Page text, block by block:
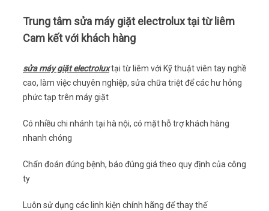
Trung tâm sửa máy giặt electrolux tại từ liêm
Cam kết với khách hàng
sửa máy giặt electroluxtại từ liêm với Kỹ thuật viên tay nghề
cao, làm việc chuyên nghiệp, sửa chữa triệt để các hư hỏng
phức tạp trên máy giặt
Có nhiều chi nhánh tại hà nội, có mặt hỗ trợ khách hàng
nhanh chóng
Chẩn đoán đúng bệnh, báo đúng giá theo quy định của công
ty
Luôn sử dụng các linh kiện chính hãng để thay thế